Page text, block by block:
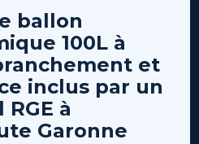
ballon
100L à
et
inclus par un
à
Garonne